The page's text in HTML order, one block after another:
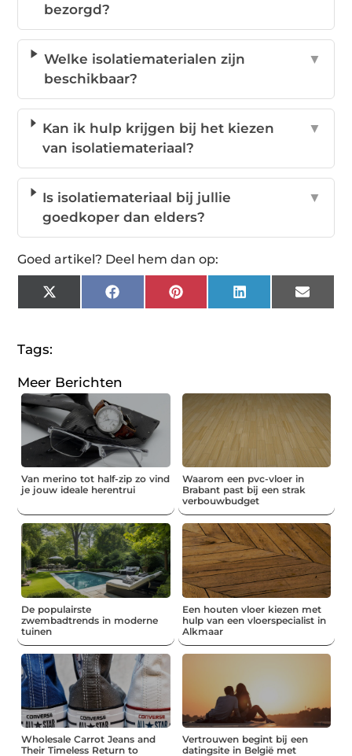
bezorgd?
Welke isolatiematerialen zijn
beschikbaar?
▼
Kan ik hulp krijgen bij het kiezen
van isolatiemateriaal?
▼
Is isolatiemateriaal bij jullie
goedkoper dan elders?
▼
Goed artikel? Deel hem dan op:
X
(Twitter)
FacebookPinterestLinkedInEmail
Tags:
Meer Berichten
Van merino tot half-zip zo vind
je jouw ideale herentrui
Waarom een pvc-vloer in
Brabant past bij een strak
verbouwbudget
De populairste
zwembadtrends in moderne
tuinen
Een houten vloer kiezen met
hulp van een vloerspecialist in
Alkmaar
Wholesale Carrot Jeans and
Their Timeless Return to
Vertrouwen begint bij een
datingsite in België met